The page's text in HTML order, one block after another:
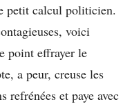
petit calcul politicien.
voici
point effrayer le
a peur, creuse les
refrénées et paye avec